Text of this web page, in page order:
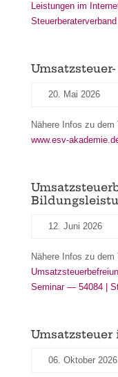
Leistungen im
20. Mai 2026
Nähere Infos zu
www.esv-
12. Juni 2026
Nähere Infos zu
Seminar — 54084 |
Umsatzsteuer
06. Oktober 2026